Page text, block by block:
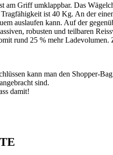
am Griff umklappbar. Das
ist 40 Kg. An der
auslaufen kann. Auf der
robusten und teilbaren
rund 25 % mehr
kann man den Shopper-
sind.
damit!